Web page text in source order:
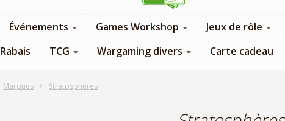
Événements Games Workshop Jeux de rôle
Rabais TCG Wargaming divers Carte cadeau
Marques Stratosphères